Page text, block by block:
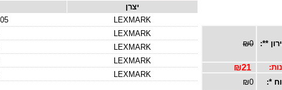
**:
₪0
*:
יצרן
LEXMARK
LEXMARK
LEXMARK
LEXMARK
LEXMARK